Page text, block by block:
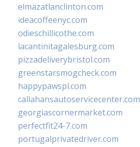
elmazatlanclinton.com
ideacoffeenyc.com
odieschillicothe.com
lacantinitagalesburg.com
pizzadeliverybristol.com
greenstarsmogcheck.com
happypawspl.com
callahansautoservicecenter.com
georgiascornermarket.com
perfectfit24-7.com
portugalprivatedriver.com